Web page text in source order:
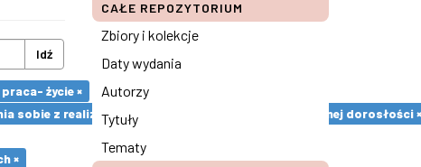
Idź
życie ×
sobie z realizacją zadań rozwojowych okresu wczesnej dorosłości ×
×
CAŁE REPOZYTORIUM
Zbiory i kolekcje
Daty wydania
Autorzy
Tytuły
Tematy